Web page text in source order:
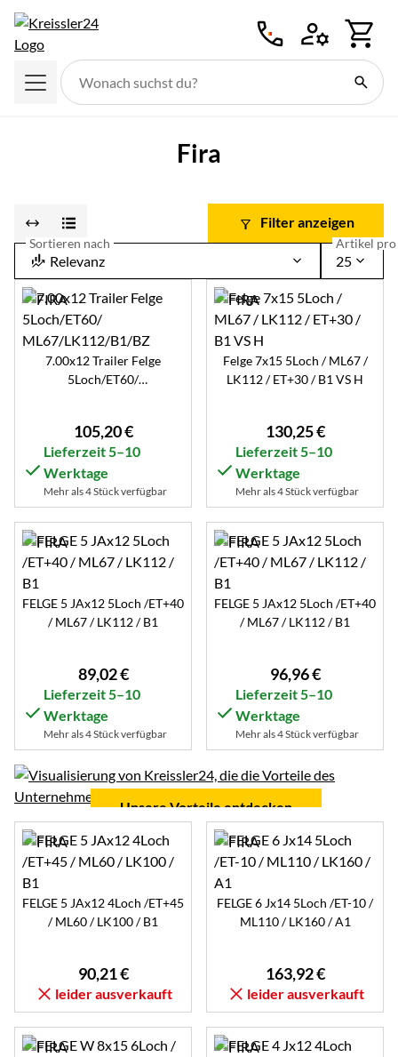
Fira
Filter anzeigen
Sortieren nach
Relevanz
Artikel pro
25
7.00x12 Trailer Felge
5Loch/ET60/
105,20€
Lieferzeit 5–10
Werktage
Mehr als 4 Stück verfügbar
Felge 7x15 5Loch / ML67 /
LK112 / ET+30 / B1 VS H
130,25€
Lieferzeit 5–10
Werktage
Mehr als 4 Stück verfügbar
FELGE 5 JAx12 5Loch /ET+40
/ ML67 / LK112 / B1
89,02€
Lieferzeit 5–10
Werktage
Mehr als 4 Stück verfügbar
FELGE 5 JAx12 5Loch /ET+40
/ ML67 / LK112 / B1
96,96€
Lieferzeit 5–10
Werktage
Mehr als 4 Stück verfügbar
Unsere Vorteile entdecken
FELGE 5 JAx12 4Loch /ET+45
/ ML60 / LK100 / B1
90,21€
leider ausverkauft
FELGE 6 Jx14 5Loch /ET-10 /
ML110 / LK160 / A1
163,92€
leider ausverkauft